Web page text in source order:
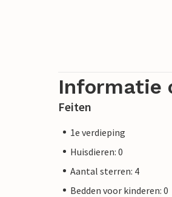
Informatie
Feiten
1e verdieping
Huisdieren: 0
Aantal sterren: 4
Bedden voor kinderen: 0